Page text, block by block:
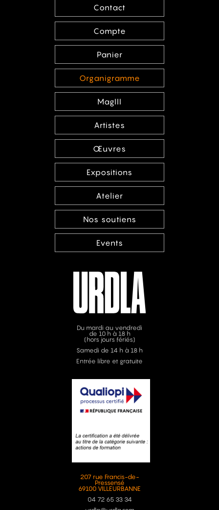
Contact
Compte
Panier
Organigramme
MagIII
Artistes
Œuvres
Expositions
Atelier
Nos soutiens
Events
Du mardi au vendredi
de 10 h à 18 h
(hors jours fériés)
Samedi de 14 h à 18 h
Entrée libre et gratuite
207 rue Francis-de-
Pressensé
69100 VILLEURBANNE
04 72 65 33 34